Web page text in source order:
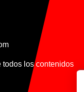
todos los contenidos